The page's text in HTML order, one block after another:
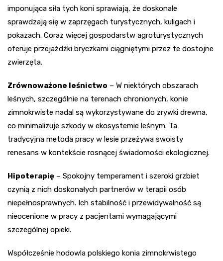
imponująca siła tych koni sprawiają, że doskonale
sprawdzają się w zaprzęgach turystycznych, kuligach i
pokazach. Coraz więcej gospodarstw agroturystycznych
oferuje przejażdżki bryczkami ciągniętymi przez te dostojne
zwierzęta.
Zrównoważone leśnictwo – W niektórych obszarach
leśnych, szczególnie na terenach chronionych, konie
zimnokrwiste nadal są wykorzystywane do zrywki drewna,
co minimalizuje szkody w ekosystemie leśnym. Ta
tradycyjna metoda pracy w lesie przeżywa swoisty
renesans w kontekście rosnącej świadomości ekologicznej.
Hipoterapię – Spokojny temperament i szeroki grzbiet
czynią z nich doskonałych partnerów w terapii osób
niepełnosprawnych. Ich stabilność i przewidywalność są
nieocenione w pracy z pacjentami wymagającymi
szczególnej opieki.
Współcześnie hodowla polskiego konia zimnokrwistego